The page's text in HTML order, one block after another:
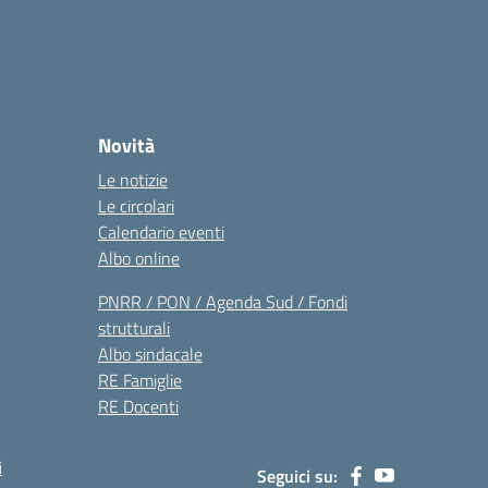
Novità
Le notizie
Le circolari
Calendario eventi
Albo online
PNRR / PON / Agenda Sud / Fondi
strutturali
Albo sindacale
RE Famiglie
RE Docenti
Seguici su: